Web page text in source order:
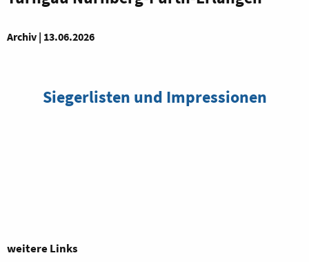
Archiv | 13.06.2026
Siegerlisten und Impressionen
weitere Links